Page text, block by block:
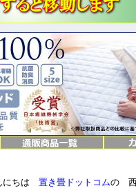
にちは 置き畳ドットコムの 西